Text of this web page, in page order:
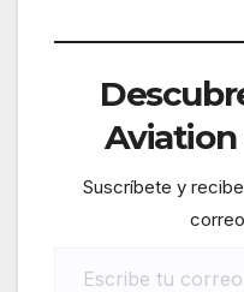
Aviation
Suscríbete y